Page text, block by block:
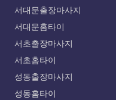
서대문출장마사지
서대문홈타이
서초출장마사지
서초홈타이
성동출장마사지
성동홈타이